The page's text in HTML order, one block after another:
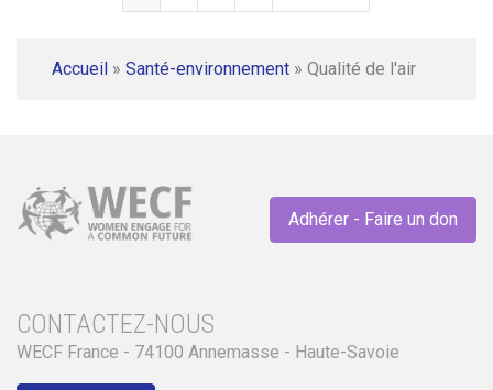
Accueil » Santé-environnement » Qualité de l'air
Adhérer - Faire un don
CONTACTEZ-NOUS
WECF France - 74100 Annemasse - Haute-Savoie